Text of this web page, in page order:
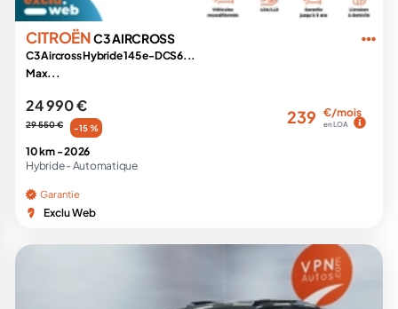
CITROËNC3 AIRCROSS
C3 Aircross Hybride 145 e-DCS6...
Max...
24 990 €
29 550 € -15 %
239 €/mois
en LOA
10 km -2026
Hybride - Automatique
Garantie
Exclu Web